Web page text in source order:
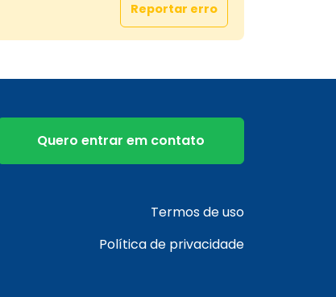
Reportar erro
Quero entrar em contato
Termos de uso
Política de privacidade